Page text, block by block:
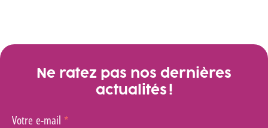
Ne ratez pas nos dernières
actualités !
Votre e-mail *